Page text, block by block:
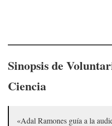
Sinopsis de
Ciencia
«Adal Ramones guía a la